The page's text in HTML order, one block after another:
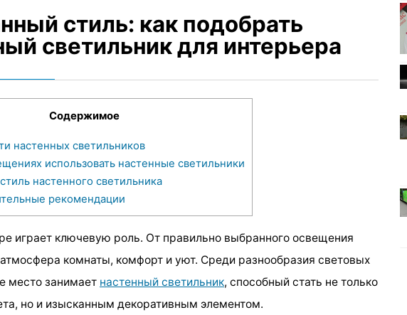
стиль: как подобрать
светильник для интерьера
Содержимое
настенных светильников
использовать настенные светильники
настенного светильника
рекомендации
играет ключевую роль. От правильно выбранного освещения
комнаты, комфорт и уют. Среди разнообразия световых
место занимает настенный светильник, способный стать не только
но и изысканным декоративным элементом.